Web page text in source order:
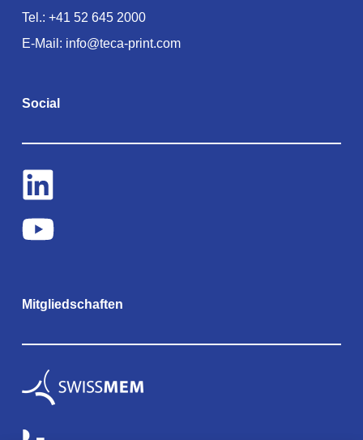
Tel.: +41 52 645 2000
E-Mail: info@teca-print.com
Social
Mitgliedschaften